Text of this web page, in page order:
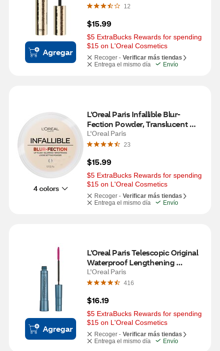
Agregar
12
$15.99
$5 ExtraBucks Rewards for spending
$15 on L'Oreal Cosmetics
Recoger - Verificar más tiendas
Entrega el mismo día
Envío
4 colors
L'Oreal Paris Infallible Blur-
Fection Powder, Translucent
Light, 20
L'Oreal Paris
23
$15.99
$5 ExtraBucks Rewards for spending
$15 on L'Oreal Cosmetics
Recoger - Verificar más tiendas
Entrega el mismo día
Envío
Agregar
L'Oreal Paris Telescopic Original
Waterproof Lengthening
Mascara, Black
L'Oreal Paris
416
$16.19
$5 ExtraBucks Rewards for spending
$15 on L'Oreal Cosmetics
Recoger - Verificar más tiendas
Entrega el mismo día
Envío